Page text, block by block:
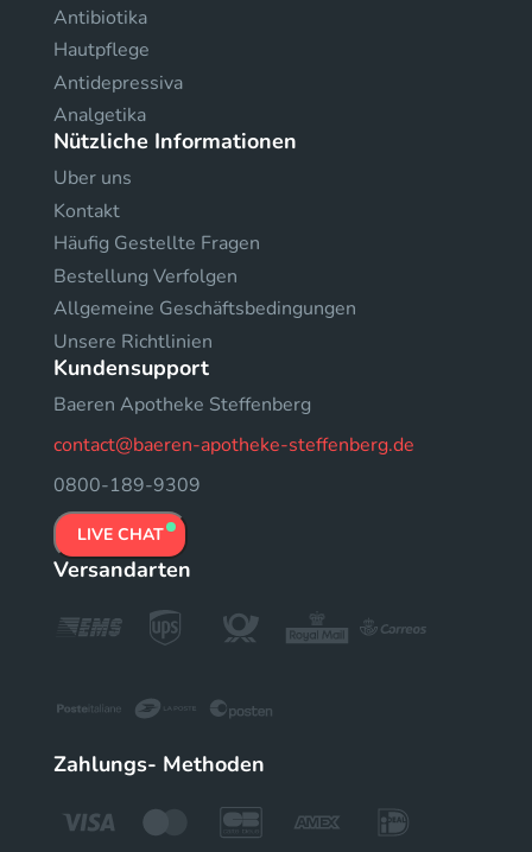
Antibiotika
Hautpflege
Antidepressiva
Analgetika
Nützliche Informationen
Uber uns
Kontakt
Häufig Gestellte Fragen
Bestellung Verfolgen
Allgemeine Geschäftsbedingungen
Unsere Richtlinien
Kundensupport
Baeren Apotheke Steffenberg
contact@baeren-apotheke-steffenberg.de
0800-189-9309
LIVE CHAT
Versandarten
Zahlungs- Methoden